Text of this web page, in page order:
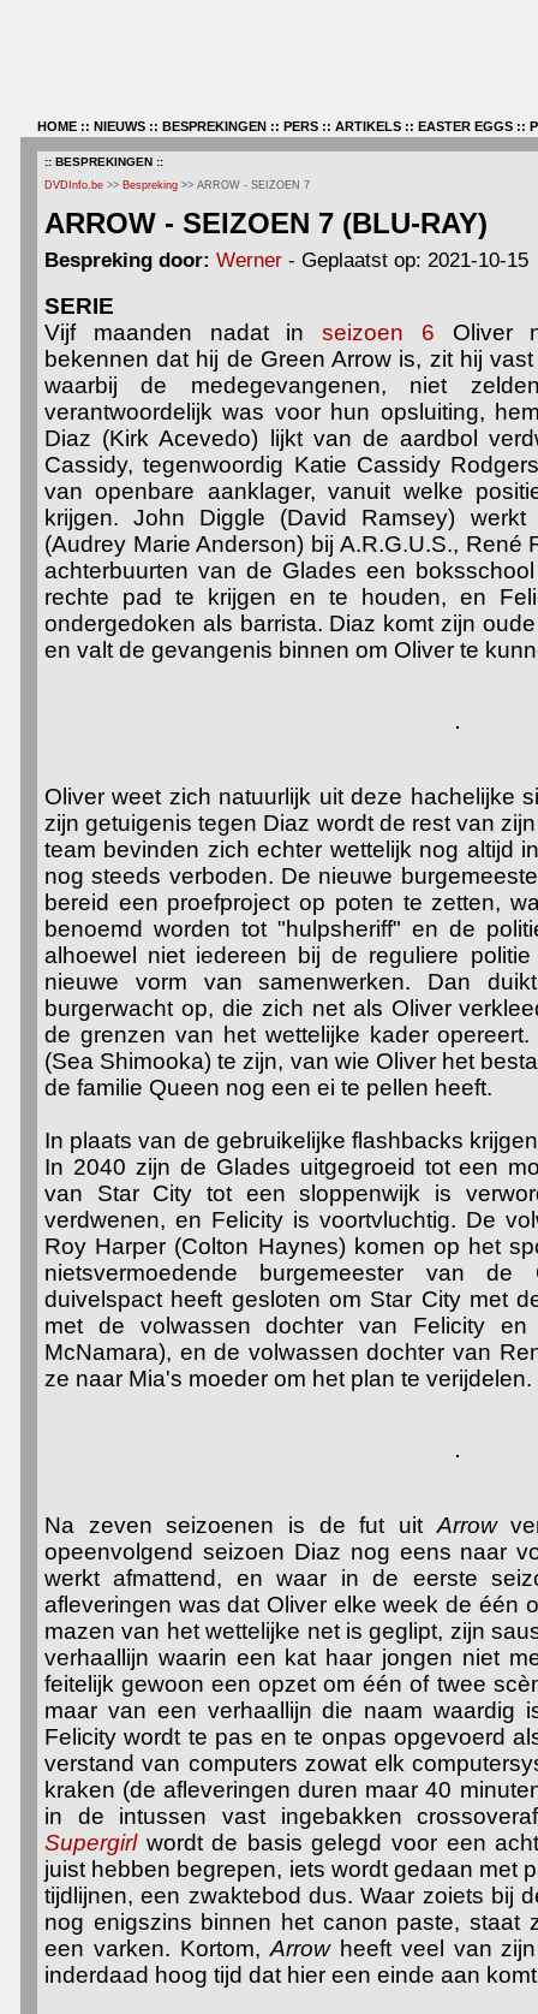
HOME :: NIEUWS :: BESPREKINGEN :: PERS :: ARTIKELS :: EASTER EGGS ::
:: BESPREKINGEN ::
DVDInfo.be >> Bespreking >> ARROW - SEIZOEN 7
ARROW - SEIZOEN 7 (BLU-RAY)
Bespreking door: Werner - Geplaatst op: 2021-10-15
SERIE
Vijf maanden nadat inseizoen 6 Oliver
bekennen dat hij de Green Arrow is, zit hij
waarbij de medegevangenen, niet
verantwoordelijk was voor hun opsluiting,
Diaz (Kirk Acevedo) lijkt van de aardbol
Cassidy, tegenwoordig Katie Cassidy
van openbare aanklager, vanuit welke
krijgen. John Diggle (David Ramsey)
(Audrey Marie Anderson) bij A.R.G.U.S., René
achterbuurten van de Glades een
rechte pad te krijgen en te houden, en
ondergedoken als barrista. Diaz komt zijn
en valt de gevangenis binnen om Oliver te
Oliver weet zich natuurlijk uit deze hachelijke
zijn getuigenis tegen Diaz wordt de rest van
team bevinden zich echter wettelijk nog altijd
nog steeds verboden. De nieuwe
bereid een proefproject op poten te zetten,
benoemd worden tot "hulpsheriff" en de
alhoewel niet iedereen bij de reguliere
nieuwe vorm van samenwerken. Dan
burgerwacht op, die zich net als Oliver
de grenzen van het wettelijke kader
(Sea Shimooka) te zijn, van wie Oliver het
de familie Queen nog een ei te pellen heeft.
In plaats van de gebruikelijke flashbacks
In 2040 zijn de Glades uitgegroeid tot een
van Star City tot een sloppenwijk is
verdwenen, en Felicity is voortvluchtig. De
Roy Harper (Colton Haynes) komen op het
nietsvermoedende burgemeester van
duivelspact heeft gesloten om Star City met
met de volwassen dochter van Felicity en
McNamara), en de volwassen dochter van
ze naar Mia's moeder om het plan te verijdelen.
Na zeven seizoenen is de fut uit Arrow
opeenvolgend seizoen Diaz nog eens naar
werkt afmattend, en waar in de eerste
afleveringen was dat Oliver elke week de één
mazen van het wettelijke net is geglipt, zijn
verhaallijn waarin een kat haar jongen niet
feitelijk gewoon een opzet om één of twee
maar van een verhaallijn die naam waardig
Felicity wordt te pas en te onpas opgevoerd
verstand van computers zowat elk
kraken (de afleveringen duren maar 40
in de intussen vast ingebakken
Supergirlwordt de basis gelegd voor een
juist hebben begrepen, iets wordt gedaan met
tijdlijnen, een zwaktebod dus. Waar zoiets bij
nog enigszins binnen het canon paste, staat
een varken. Kortom, Arrowheeft veel van zijn
inderdaad hoog tijd dat hier een einde aan